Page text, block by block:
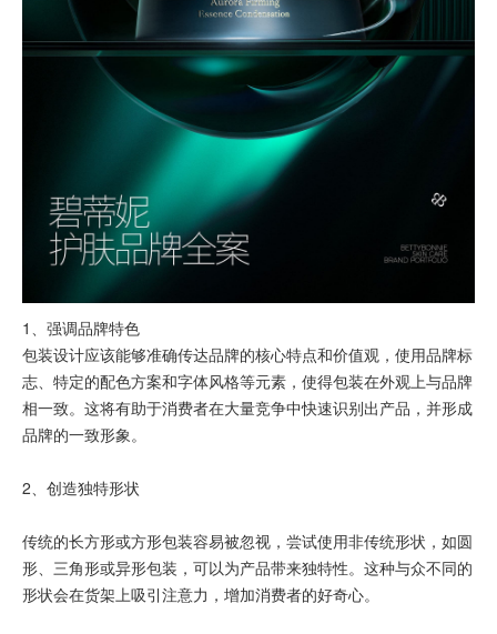
1、强调品牌特色
包装设计应该能够准确传达品牌的核心特点和价值观，使用品牌标
志、特定的配色方案和字体风格等元素，使得包装在外观上与品牌
相一致。这将有助于消费者在大量竞争中快速识别出产品，并形成
品牌的一致形象。
2、创造独特形状
传统的长方形或方形包装容易被忽视，尝试使用非传统形状，如圆
形、三角形或异形包装，可以为产品带来独特性。这种与众不同的
形状会在货架上吸引注意力，增加消费者的好奇心。